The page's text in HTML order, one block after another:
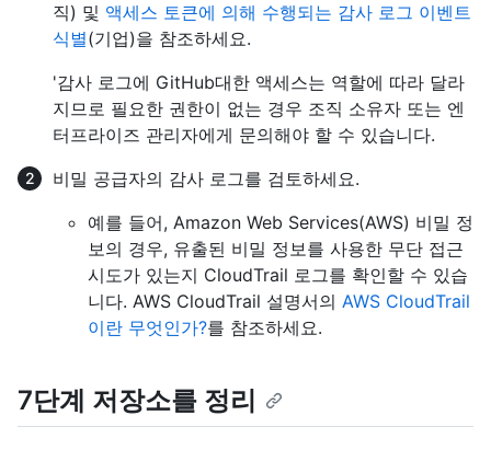
직) 및 액세스 토큰에 의해 수행되는 감사 로그 이벤트
식별(기업)을 참조하세요.
'감사 로그에 GitHub대한 액세스는 역할에 따라 달라
지므로 필요한 권한이 없는 경우 조직 소유자 또는 엔
터프라이즈 관리자에게 문의해야 할 수 있습니다.
비밀 공급자의 감사 로그를 검토하세요.
예를 들어, Amazon Web Services(AWS) 비밀 정
보의 경우, 유출된 비밀 정보를 사용한 무단 접근
시도가 있는지 CloudTrail 로그를 확인할 수 있습
니다. AWS CloudTrail 설명서의 AWS CloudTrail
이란 무엇인가?를 참조하세요.
7단계 저장소를 정리